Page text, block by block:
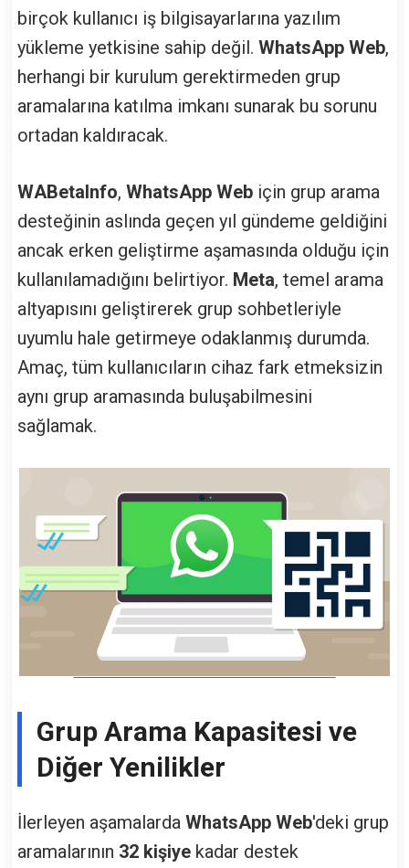
birçok kullanıcı iş bilgisayarlarına yazılım
yükleme yetkisine sahip değil. WhatsApp Web,
herhangi bir kurulum gerektirmeden grup
aramalarına katılma imkanı sunarak bu sorunu
ortadan kaldıracak.
WABetaInfo, WhatsApp Web için grup arama
desteğinin aslında geçen yıl gündeme geldiğini
ancak erken geliştirme aşamasında olduğu için
kullanılamadığını belirtiyor. Meta, temel arama
altyapısını geliştirerek grup sohbetleriyle
uyumlu hale getirmeye odaklanmış durumda.
Amaç, tüm kullanıcıların cihaz fark etmeksizin
aynı grup aramasında buluşabilmesini
sağlamak.
Grup Arama Kapasitesi ve
Diğer Yenilikler
İlerleyen aşamalarda WhatsApp Web'deki grup
aramalarının 32 kişiye kadar destek